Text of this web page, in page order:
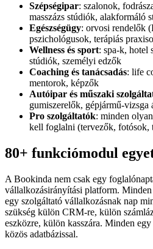
Szépségipar: szalonok,
masszázs stúdiók, alakformáló
Egészségügy: orvosi rendelők
pszichológusok, terápiás
Wellness és sport: spa-k, hotel
stúdiók, személyi edzők
Coaching és tanácsadás: life
mentorok, képzők
Autóipar és műszaki
gumiszerelők, gépjármű-vizsga
Pro szolgáltatók: minden
kell foglalni (tervezők, fotósok,
80+ funkciómodul
A Bookinda nem csak egy
vállalkozásirányítási platform.
egy szolgáltató vállalkozásnak nap
szükség külön CRM-re, külön
eszközre, külön kasszára. Minden
közös adatbázissal.